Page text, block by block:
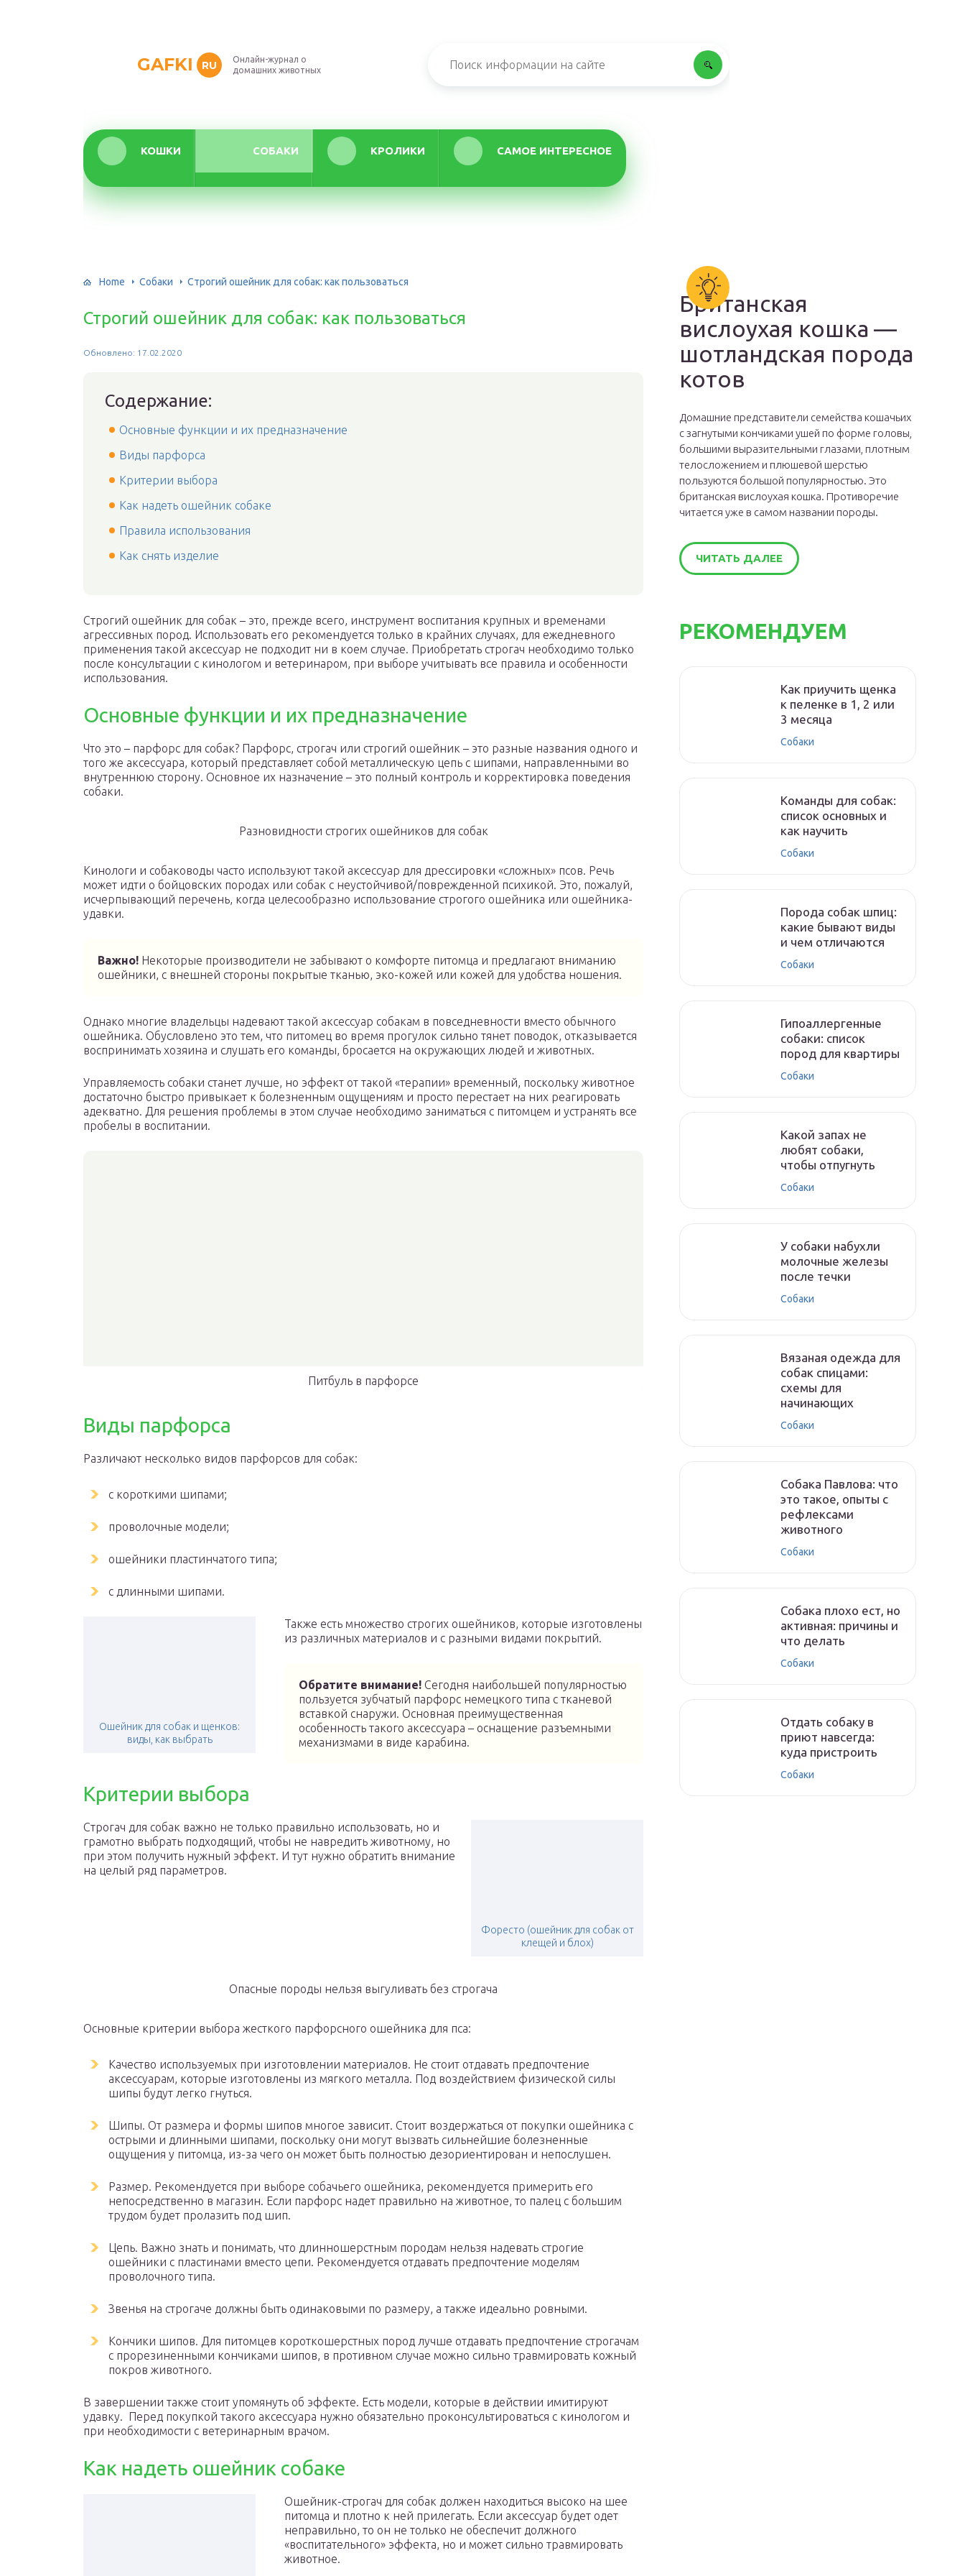
GAFKI RU
Онлайн-журнал о
домашних животных
КОШКИ СОБАКИ КРОЛИКИ САМОЕ ИНТЕРЕСНОЕ
Home Собаки Строгий ошейник для собак: как пользоваться
Строгий ошейник для собак: как пользоваться
Обновлено: 17.02.2020
Содержание:
Основные функции и их предназначение
Виды парфорса
Критерии выбора
Как надеть ошейник собаке
Правила использования
Как снять изделие
Строгий ошейник для собак – это, прежде всего, инструмент воспитания крупных и временами
агрессивных пород. Использовать его рекомендуется только в крайних случаях, для ежедневного
применения такой аксессуар не подходит ни в коем случае. Приобретать строгач необходимо только
после консультации с кинологом и ветеринаром, при выборе учитывать все правила и особенности
использования.
Основные функции и их предназначение
Что это – парфорс для собак? Парфорс, строгач или строгий ошейник – это разные названия одного и
того же аксессуара, который представляет собой металлическую цепь с шипами, направленными во
внутреннюю сторону. Основное их назначение – это полный контроль и корректировка поведения
собаки.
Разновидности строгих ошейников для собак
Кинологи и собаководы часто используют такой аксессуар для дрессировки «сложных» псов. Речь
может идти о бойцовских породах или собак с неустойчивой/поврежденной психикой. Это, пожалуй,
исчерпывающий перечень, когда целесообразно использование строгого ошейника или ошейника-
удавки.
Важно! Некоторые производители не забывают о комфорте питомца и предлагают вниманию
ошейники, с внешней стороны покрытые тканью, эко-кожей или кожей для удобства ношения.
Однако многие владельцы надевают такой аксессуар собакам в повседневности вместо обычного
ошейника. Обусловлено это тем, что питомец во время прогулок сильно тянет поводок, отказывается
воспринимать хозяина и слушать его команды, бросается на окружающих людей и животных.
Управляемость собаки станет лучше, но эффект от такой «терапии» временный, поскольку животное
достаточно быстро привыкает к болезненным ощущениям и просто перестает на них реагировать
адекватно. Для решения проблемы в этом случае необходимо заниматься с питомцем и устранять все
пробелы в воспитании.
Питбуль в парфорсе
Виды парфорса
Различают несколько видов парфорсов для собак:
с короткими шипами;
проволочные модели;
ошейники пластинчатого типа;
с длинными шипами.
Ошейник для собак и щенков:
виды, как выбрать
Также есть множество строгих ошейников, которые изготовлены
из различных материалов и с разными видами покрытий.
Обратите внимание! Сегодня наибольшей популярностью
пользуется зубчатый парфорс немецкого типа с тканевой
вставкой снаружи. Основная преимущественная
особенность такого аксессуара – оснащение разъемными
механизмами в виде карабина.
Критерии выбора
Форесто (ошейник для собак от
клещей и блох)
Строгач для собак важно не только правильно использовать, но и
грамотно выбрать подходящий, чтобы не навредить животному, но
при этом получить нужный эффект. И тут нужно обратить внимание
на целый ряд параметров.
Опасные породы нельзя выгуливать без строгача
Основные критерии выбора жесткого парфорсного ошейника для пса:
Качество используемых при изготовлении материалов. Не стоит отдавать предпочтение
аксессуарам, которые изготовлены из мягкого металла. Под воздействием физической силы
шипы будут легко гнуться.
Шипы. От размера и формы шипов многое зависит. Стоит воздержаться от покупки ошейника с
острыми и длинными шипами, поскольку они могут вызвать сильнейшие болезненные
ощущения у питомца, из-за чего он может быть полностью дезориентирован и непослушен.
Размер. Рекомендуется при выборе собачьего ошейника, рекомендуется примерить его
непосредственно в магазин. Если парфорс надет правильно на животное, то палец с большим
трудом будет пролазить под шип.
Цепь. Важно знать и понимать, что длинношерстным породам нельзя надевать строгие
ошейники с пластинами вместо цепи. Рекомендуется отдавать предпочтение моделям
проволочного типа.
Звенья на строгаче должны быть одинаковыми по размеру, а также идеально ровными.
Кончики шипов. Для питомцев короткошерстных пород лучше отдавать предпочтение строгачам
с прорезиненными кончиками шипов, в противном случае можно сильно травмировать кожный
покров животного.
В завершении также стоит упомянуть об эффекте. Есть модели, которые в действии имитируют
удавку. Перед покупкой такого аксессуара нужно обязательно проконсультироваться с кинологом и
при необходимости с ветеринарным врачом.
Как надеть ошейник собаке
Ошейник-строгач для собак должен находиться высоко на шее
питомца и плотно к ней прилегать. Если аксессуар будет одет
неправильно, то он не только не обеспечит должного
«воспитательного» эффекта, но и может сильно травмировать
животное.
Британская
вислоухая кошка —
шотландская порода
котов
Домашние представители семейства кошачьих
с загнутыми кончиками ушей по форме головы,
большими выразительными глазами, плотным
телосложением и плюшевой шерстью
пользуются большой популярностью. Это
британская вислоухая кошка. Противоречие
читается уже в самом названии породы.
ЧИТАТЬ ДАЛЕЕ
РЕКОМЕНДУЕМ
Как приучить щенка
к пеленке в 1, 2 или
3 месяца
Собаки
Команды для собак:
список основных и
как научить
Собаки
Порода собак шпиц:
какие бывают виды
и чем отличаются
Собаки
Гипоаллергенные
собаки: список
пород для квартиры
Собаки
Какой запах не
любят собаки,
чтобы отпугнуть
Собаки
У собаки набухли
молочные железы
после течки
Собаки
Вязаная одежда для
собак спицами:
схемы для
начинающих
Собаки
Собака Павлова: что
это такое, опыты с
рефлексами
животного
Собаки
Собака плохо ест, но
активная: причины и
что делать
Собаки
Отдать собаку в
приют навсегда:
куда пристроить
Собаки